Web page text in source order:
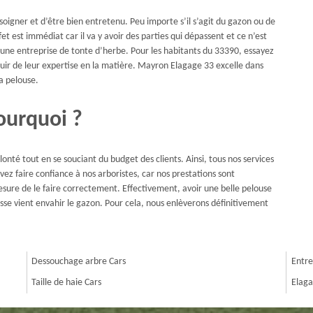
et d’être bien entretenu. Peu importe s’il s’agit du gazon ou de
est immédiat car il va y avoir des parties qui dépassent et ce n’est
entreprise de tonte d’herbe. Pour les habitants du 33390, essayez
de leur expertise en la matière. Mayron Elagage 33 excelle dans
pelouse.
?
tout en se souciant du budget des clients. Ainsi, tous nos services
faire confiance à nos arboristes, car nos prestations sont
de le faire correctement. Effectivement, avoir une belle pelouse
vient envahir le gazon. Pour cela, nous enlèverons définitivement
Dessouchage arbre Cars
Taille de haie Cars